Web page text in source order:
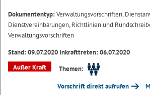
Dokumententyp:Verwaltungsvorschriften,
Dienstvereinbarungen, Richtlinien und
Verwaltungsvorschriften
Stand: 09.07.2020 Inkrafttreten: 06.07.2020
Außer Kraft
Themen:
Vorschrift direkt aufrufen